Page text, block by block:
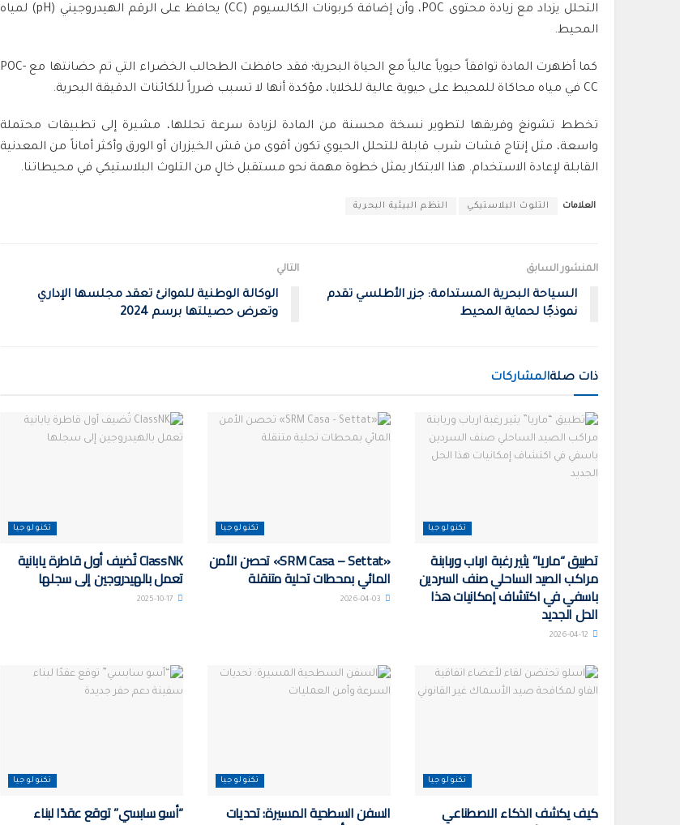
التحلل يزداد مع زيادة محتوى POC، وأن إضافة كربونات الكالسيوم (CC) يحافظ على الرقم الهيدروجيني (pH) لمياه
المحيط.
كما أظهرت المادة توافقاً حيوياً عالياً مع الحياة البحرية؛ فقد حافظت الطحالب الخضراء التي تم حضانتها مع POC-
CC في مياه محاكاة للمحيط على حيوية عالية للخلايا، مؤكدة أنها لا تسبب ضرراً للكائنات الدقيقة البحرية.
تخطط تشونغ وفريقها لتطوير نسخة محسنة من المادة لزيادة سرعة تحللها، مشيرة إلى تطبيقات محتملة
واسعة، مثل إنتاج قشات شرب قابلة للتحلل الحيوي تكون أقوى من قش الخيزران أو الورق وأكثر أماناً من المعدنية
القابلة لإعادة الاستخدام. هذا الابتكار يمثل خطوة مهمة نحو مستقبل خالٍ من التلوث البلاستيكي في محيطاتنا.
العلامات التلوث البلاستيكي النظم البيئية البحرية
المنشور السابق
السياحة البحرية المستدامة: جزر الأطلسي تقدم
نموذجًا لحماية المحيط
التالي
الوكالة الوطنية للموانئ تعقد مجلسها الإداري
وتعرض حصيلتها برسم 2024
ذات صلةالمشاركات
تكنولوجيا
تطبيق “ماريا” يثير رغبة ارباب وربابنة
مراكب الصيد الساحلي صنف السردين
باسفي في اكتشاف إمكانيات هذا
الحل الجديد
تكنولوجيا
«SRM Casa – Settat» تحصن الأمن
المائي بمحطات تحلية متنقلة
تكنولوجيا
ClassNK تُضيف أول قاطرة يابانية
تعمل بالهيدروجين إلى سجلها
تكنولوجيا
كيف يكشف الذكاء الاصطناعي
تكنولوجيا
السفن السطحية المسيرة: تحديات
تكنولوجيا
“أسو سابسي” توقع عقدًا لبناء